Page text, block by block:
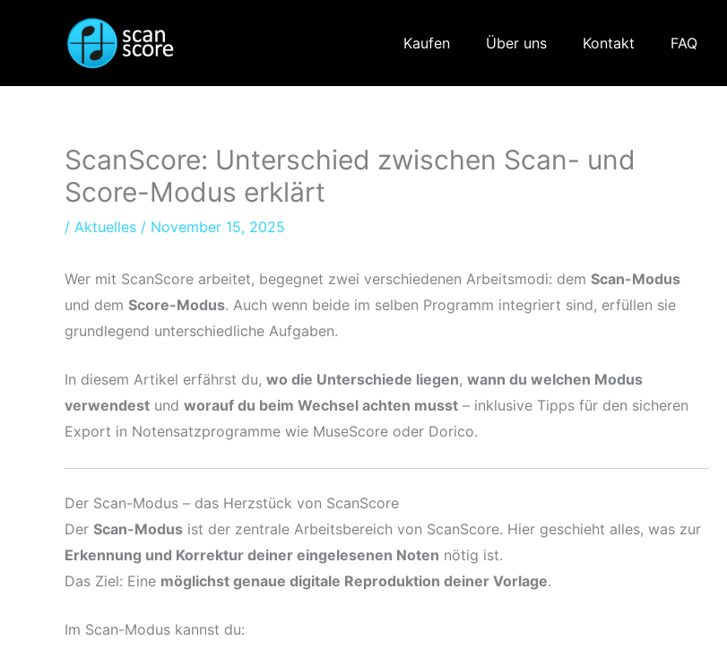
Kaufen Über uns Kontakt FAQ
ScanScore: Unterschied zwischen Scan- und
Score-Modus erklärt
/ Aktuelles / November 15, 2025
Wer mit ScanScore arbeitet, begegnet zwei verschiedenen Arbeitsmodi: dem Scan-Modus
und dem Score-Modus. Auch wenn beide im selben Programm integriert sind, erfüllen sie
grundlegend unterschiedliche Aufgaben.
In diesem Artikel erfährst du, wo die Unterschiede liegen, wann du welchen Modus
verwendest und worauf du beim Wechsel achten musst – inklusive Tipps für den sicheren
Export in Notensatzprogramme wie MuseScore oder Dorico.
Der Scan-Modus – das Herzstück von ScanScore
Der Scan-Modus ist der zentrale Arbeitsbereich von ScanScore. Hier geschieht alles, was zur
Erkennung und Korrektur deiner eingelesenen Noten nötig ist.
Das Ziel: Eine möglichst genaue digitale Reproduktion deiner Vorlage.
Im Scan-Modus kannst du: